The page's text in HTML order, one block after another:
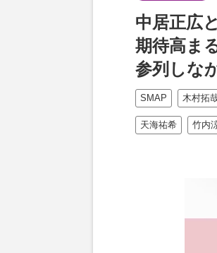
中居正広
期待高ま
参列しな
SMAP 木村拓
天海祐希 竹内